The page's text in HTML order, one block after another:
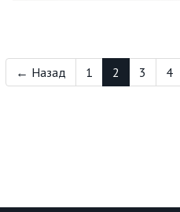
← Назад 1 2 3 4